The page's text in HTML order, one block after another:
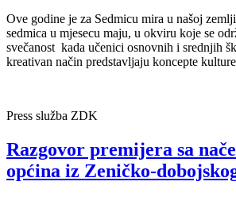
Ove godine je za Sedmicu mira u našoj
sedmica u mjesecu maju, u okviru koje se
svečanost kada učenici osnovnih i srednjih
kreativan način predstavljaju koncepte
Press služba ZDK
Razgovor premijera sa
općina iz Zeničko-